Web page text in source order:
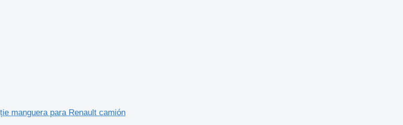
manguera para Renault camión